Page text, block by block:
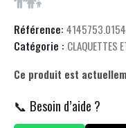
Référence:
Catégorie : CLAQUETTES
Ce produit est
📞 Besoin d’aide ?